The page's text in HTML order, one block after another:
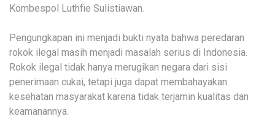
Kombespol Luthfie Sulistiawan.
Pengungkapan ini menjadi bukti nyata bahwa peredaran
rokok ilegal masih menjadi masalah serius di Indonesia.
Rokok ilegal tidak hanya merugikan negara dari sisi
penerimaan cukai, tetapi juga dapat membahayakan
kesehatan masyarakat karena tidak terjamin kualitas dan
keamanannya.